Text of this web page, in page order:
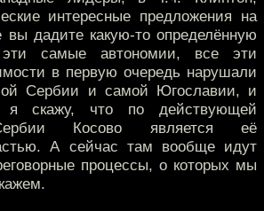
интересные предложения на
вы дадите какую-то определённую
самые автономии, все эти
в первую очередь нарушали
Сербии и самой Югославии, и
я скажу, что по действующей
Косово является её
А сейчас там вообще идут
процессы, о которых мы